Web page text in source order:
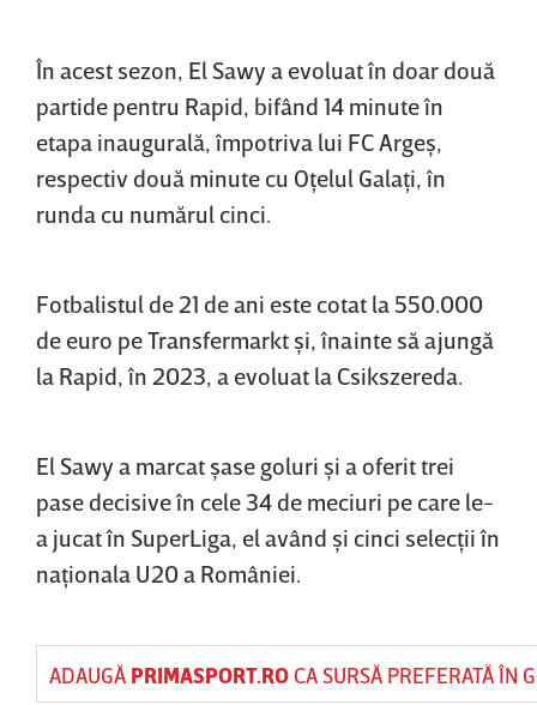
În acest sezon, El Sawy a evoluat în doar două
partide pentru Rapid, bifând 14 minute în
etapa inaugurală, împotriva lui FC Argeş,
respectiv două minute cu Oţelul Galaţi, în
runda cu numărul cinci.
Fotbalistul de 21 de ani este cotat la 550.000
de euro pe Transfermarkt şi, înainte să ajungă
la Rapid, în 2023, a evoluat la Csikszereda.
El Sawy a marcat şase goluri şi a oferit trei
pase decisive în cele 34 de meciuri pe care le-
a jucat în SuperLiga, el având şi cinci selecţii în
naţionala U20 a României.
ADAUGĂ PRIMASPORT.ROCA SURSĂ PREFERATĂ ÎN